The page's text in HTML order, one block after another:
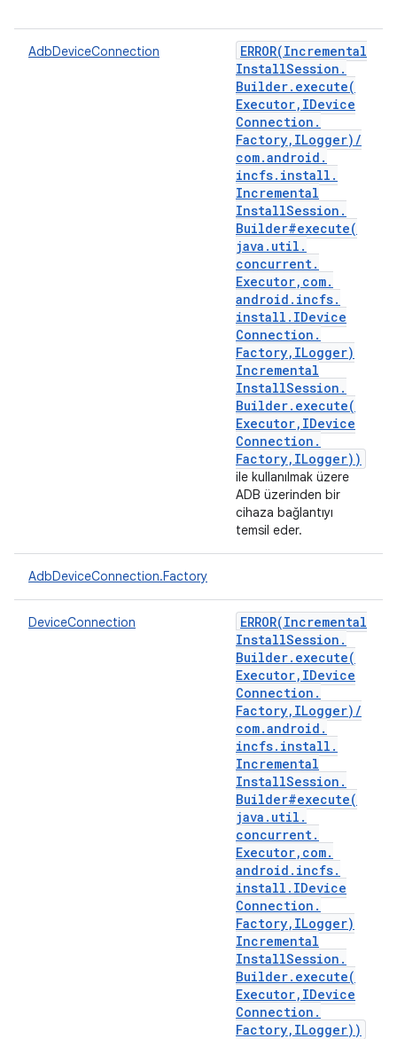
AdbDeviceConnection ERROR(Incremental
InstallSession .
Builder. execute(
Executor, IDevice
Connection .
Factory, ILogger) /
com.android .
incfs. install .
Incremental
InstallSession .
Builder#execute(
java . util .
concurrent.
Executor, com.
android . incfs.
install . IDevice
Connection .
Factory, ILogger)
Incremental
InstallSession .
Builder. execute(
Executor, IDevice
Connection .
Factory, ILogger))
ile kullanılmak üzere
ADB üzerinden bir
cihaza bağlantıyı
temsil eder.
AdbDeviceConnection.Factory
DeviceConnection ERROR(Incremental
InstallSession .
Builder. execute(
Executor, IDevice
Connection .
Factory, ILogger) /
com.android .
incfs. install .
Incremental
InstallSession .
Builder#execute(
java . util .
concurrent.
Executor, com.
android . incfs.
install . IDevice
Connection .
Factory, ILogger)
Incremental
InstallSession .
Builder. execute(
Executor, IDevice
Connection .
Factory, ILogger))